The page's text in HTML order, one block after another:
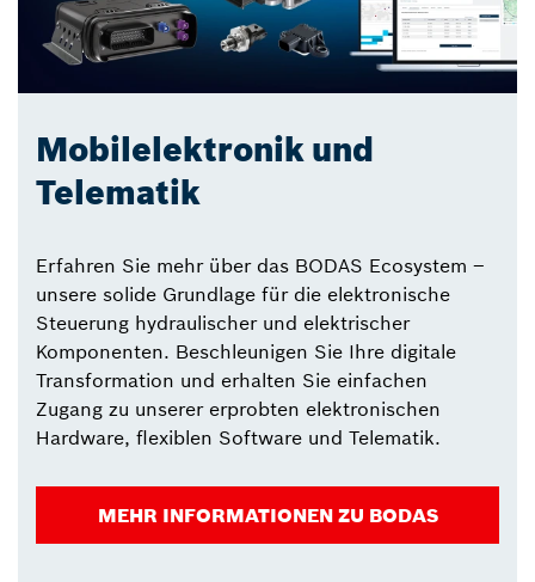
Mobilelektronik und
Telematik
Erfahren Sie mehr über das BODAS Ecosystem –
unsere solide Grundlage für die elektronische
Steuerung hydraulischer und elektrischer
Komponenten. Beschleunigen Sie Ihre digitale
Transformation und erhalten Sie einfachen
Zugang zu unserer erprobten elektronischen
Hardware, flexiblen Software und Telematik.
MEHR INFORMATIONEN ZU BODAS